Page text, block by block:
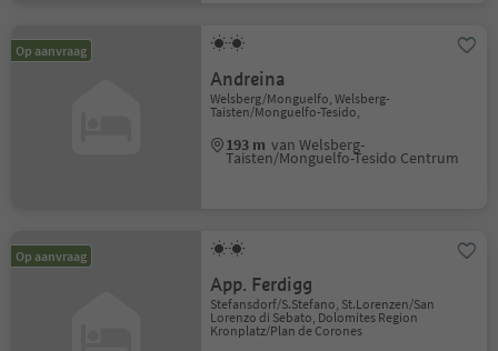
Op aanvraag
Andreina
Welsberg/Monguelfo, Welsberg-
Taisten/Monguelfo-Tesido,
193 m van Welsberg-
Taisten/Monguelfo-Tesido Centrum
Op aanvraag
App. Ferdigg
Stefansdorf/S.Stefano, St.Lorenzen/San
Lorenzo di Sebato, Dolomites Region
Kronplatz/Plan de Corones